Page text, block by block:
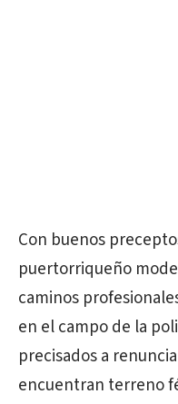
Con buenos
puertorriqueño
caminos
en el campo de la
precisados a
encuentran terreno